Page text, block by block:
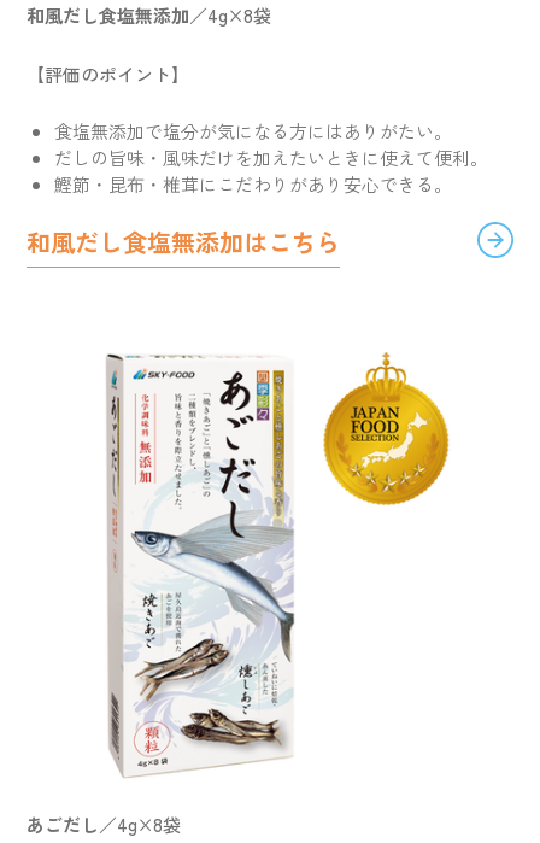
和風だし食塩無添加／4g×8袋
【評価のポイント】
食塩無添加で塩分が気になる方にはありがたい。
だしの旨味・風味だけを加えたいときに使えて便利。
鰹節・昆布・椎茸にこだわりがあり安心できる。
和風だし食塩無添加はこちら
あごだし／4g×8袋